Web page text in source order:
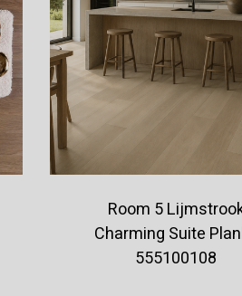
Room 5
Charming Suite
555100108